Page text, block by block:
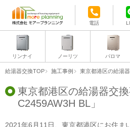
電話
リンナイ ノーリツ パロマ
給湯器交換TOP 施工事例 東京都港区の給湯
東京都港区の給湯器交
C2459AW3H BL」
2021年6月11日、東京都港区にお住ま